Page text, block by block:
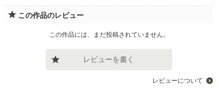
この作品のレビュー
この作品には、まだ投稿されていません。
レビューを書く
レビューについて